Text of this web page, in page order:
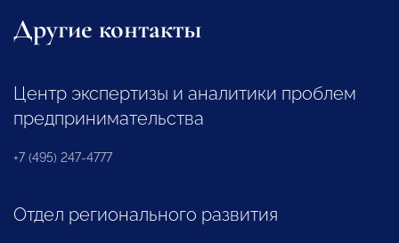
Другие контакты
Центр экспертизы и аналитики проблем
предпринимательства
+7 (495) 247-4777
Отдел регионального развития